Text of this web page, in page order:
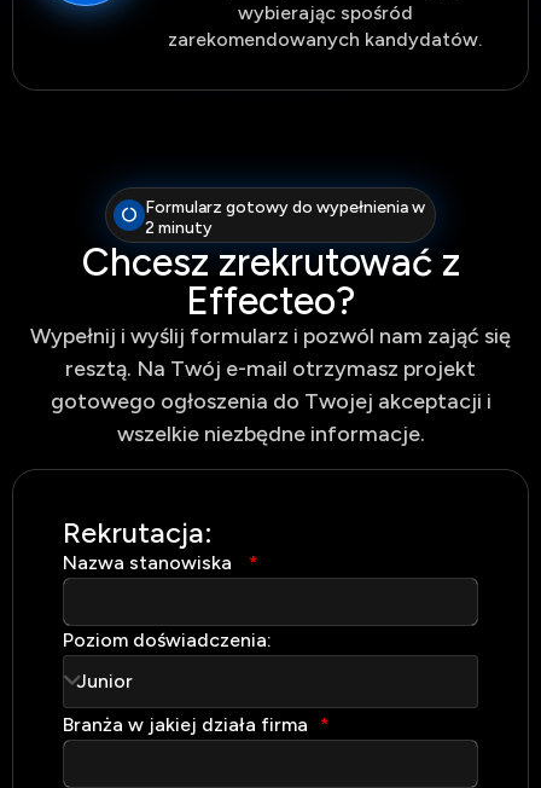
wybierając spośród
zarekomendowanych kandydatów.
Formularz gotowy do wypełnienia w
2 minuty
Chcesz zrekrutować z
Effecteo?
Wypełnij i wyślij formularz i pozwól nam zająć się
resztą. Na Twój e-mail otrzymasz projekt
gotowego ogłoszenia do Twojej akceptacji i
wszelkie niezbędne informacje.
Rekrutacja:
Nazwa stanowiska *
Poziom doświadczenia:
Branża w jakiej działa firma *